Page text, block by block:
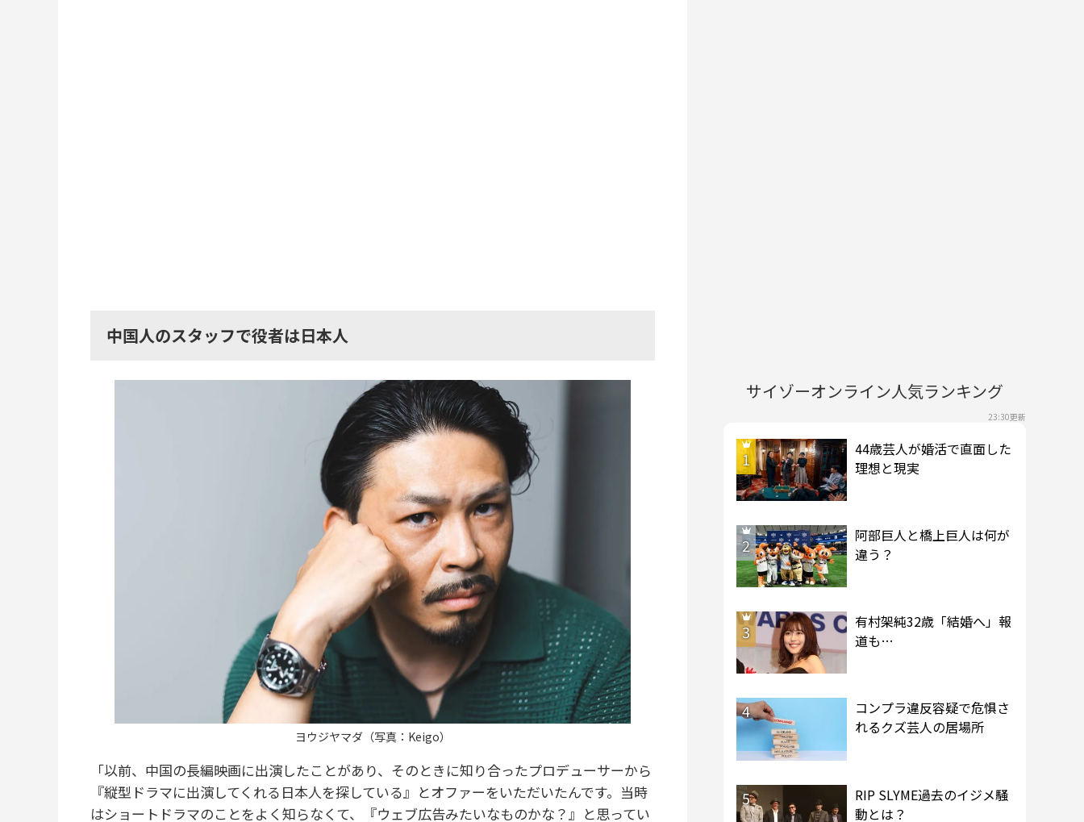
中国人のスタッフで役者は日本人
ヨウジヤマダ（写真：Keigo）
「以前、中国の長編映画に出演したことがあり、そのときに知り合ったプロデューサーから
『縦型ドラマに出演してくれる日本人を探している』とオファーをいただいたんです。当時
はショートドラマのことをよく知らなくて、『ウェブ広告みたいなものかな？』と思ってい
サイゾーオンライン人気ランキング
23:30更新
1
44歳芸人が婚活で直面した
理想と現実
2
阿部巨人と橋上巨人は何が
違う？
3
有村架純32歳「結婚へ」報
道も…
4
コンプラ違反容疑で危惧さ
れるクズ芸人の居場所
5
RIP SLYME過去のイジメ騒
動とは？